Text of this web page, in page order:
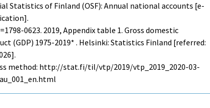
Statistics of Finland (OSF): Annual national accounts [e-
0623. 2019, Appendix table 1. Gross domestic
(GDP) 1975-2019* . Helsinki: Statistics Finland [referred:
method: http://stat.fi/til/vtp/2019/vtp_2019_2020-03-